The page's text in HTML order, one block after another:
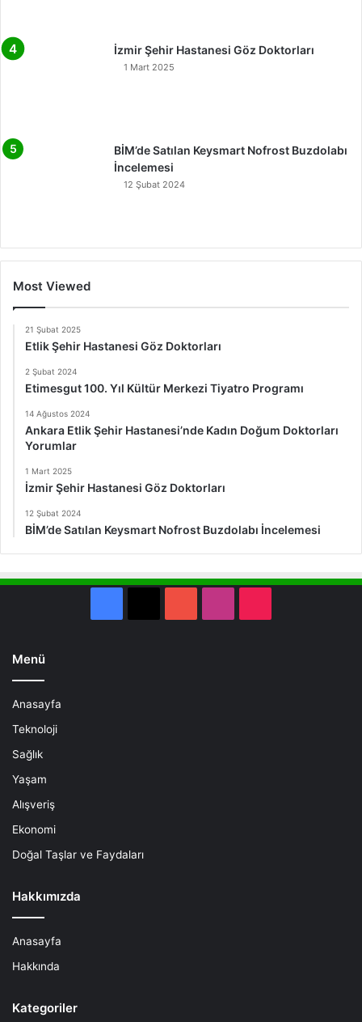
İzmir Şehir Hastanesi Göz Doktorları
1 Mart 2025
BİM’de Satılan Keysmart Nofrost Buzdolabı
İncelemesi
12 Şubat 2024
Most Viewed
21 Şubat 2025
Etlik Şehir Hastanesi Göz Doktorları
2 Şubat 2024
Etimesgut 100. Yıl Kültür Merkezi Tiyatro Programı
14 Ağustos 2024
Ankara Etlik Şehir Hastanesi’nde Kadın Doğum Doktorları
Yorumlar
1 Mart 2025
İzmir Şehir Hastanesi Göz Doktorları
12 Şubat 2024
BİM’de Satılan Keysmart Nofrost Buzdolabı İncelemesi
Menü
Anasayfa
Teknoloji
Sağlık
Yaşam
Alışveriş
Ekonomi
Doğal Taşlar ve Faydaları
Hakkımızda
Anasayfa
Hakkında
Kategoriler